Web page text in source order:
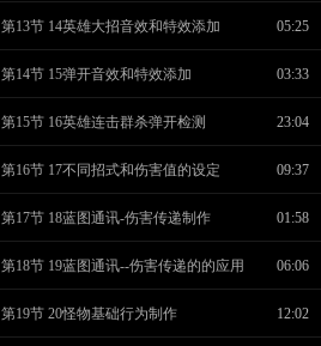
第13节 14英雄大招音效和特效添加 05:25
第14节 15弹开音效和特效添加 03:33
第15节 16英雄连击群杀弹开检测 23:04
第16节 17不同招式和伤害值的设定 09:37
第17节 18蓝图通讯-伤害传递制作 01:58
第18节 19蓝图通讯--伤害传递的的应用 06:06
第19节 20怪物基础行为制作 12:02